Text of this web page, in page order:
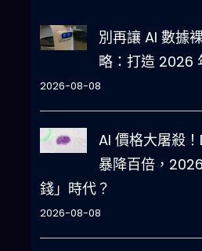
別再讓 AI 數據
略：打造 2026
2026-08-08
AI 價格大屠殺
暴降百倍，
錢」時代？
2026-08-08